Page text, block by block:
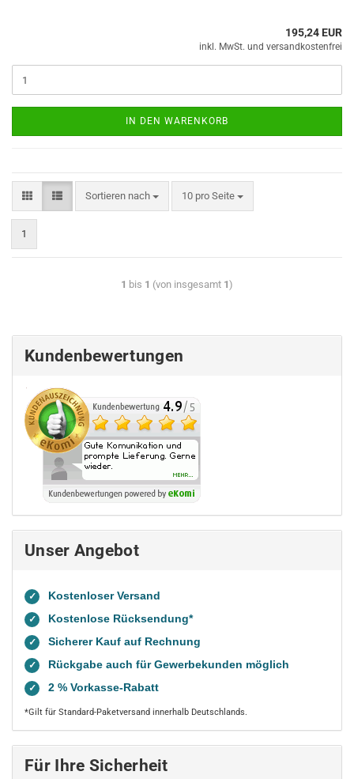
195,24 EUR
IN DEN WARENKORB
Sortieren nach 10 pro Seite
1
1 bis 1 (von insgesamt 1)
Kundenbewertungen
Unser Angebot
✓ Kostenloser Versand
✓ Kostenlose Rücksendung*
✓ Sicherer Kauf auf Rechnung
✓ Rückgabe auch für Gewerbekunden möglich
✓ 2 % Vorkasse-Rabatt
*Gilt für Standard-Paketversand innerhalb Deutschlands.
Für Ihre Sicherheit